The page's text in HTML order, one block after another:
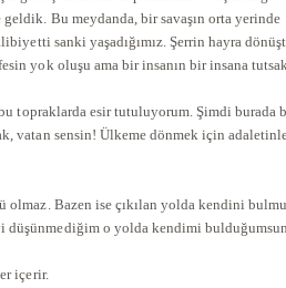
+
Bu meydanda, bir savaşın orta yerinde
sanki yaşadığımız. Şerrin hayra
yok oluşu ama bir insanın bir insana
topraklarda esir tutuluyorum. Şimdi burada
vatan sensin! Ülkeme dönmek için
olmaz. Bazen ise çıkılan yolda kendini
düşünmediğim o yolda kendimi
içerir.